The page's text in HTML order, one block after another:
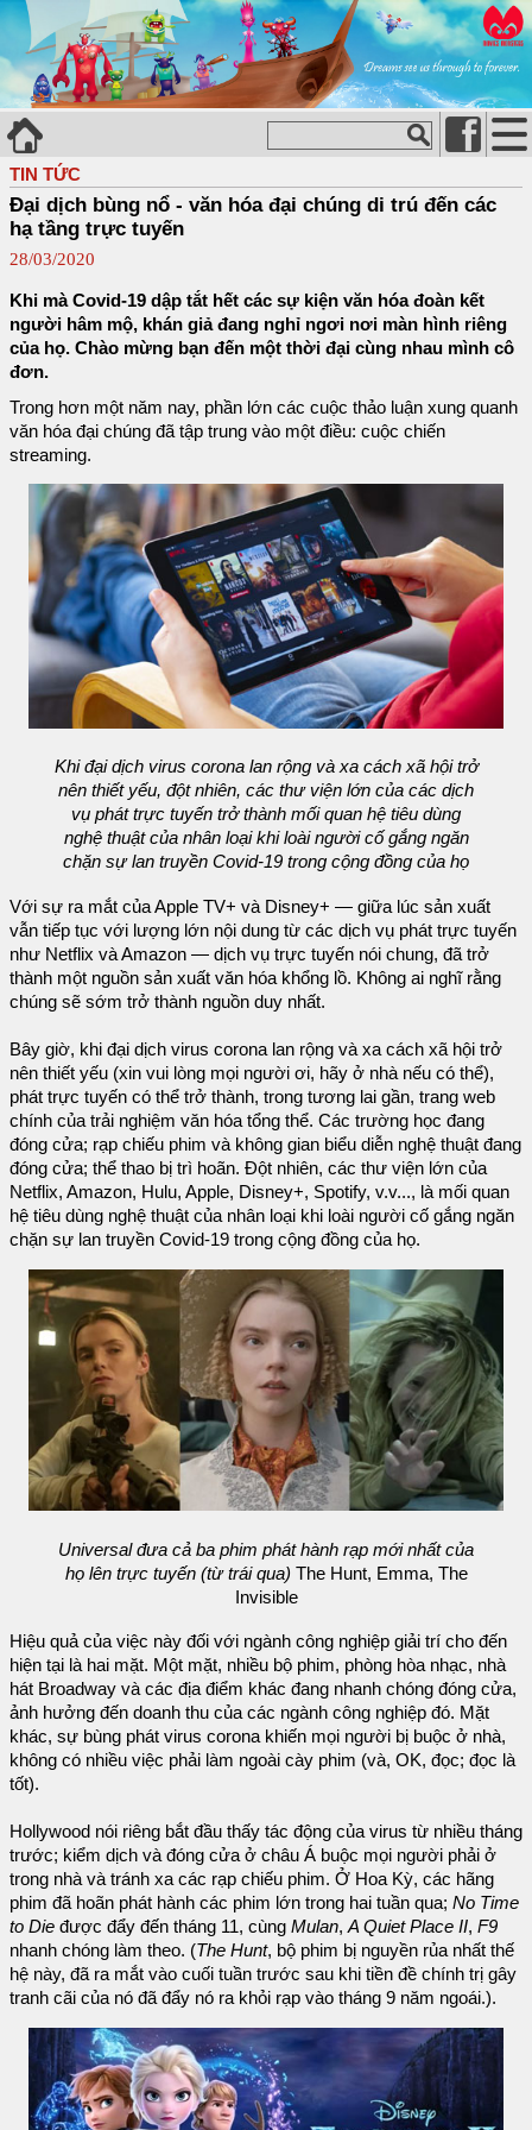
TIN TỨC
Đại dịch bùng nổ - văn hóa đại chúng di trú đến các
hạ tầng trực tuyến
28/03/2020
Khi mà Covid-19 dập tắt hết các sự kiện văn hóa đoàn kết
người hâm mộ, khán giả đang nghỉ ngơi nơi màn hình riêng
của họ. Chào mừng bạn đến một thời đại cùng nhau mình cô
đơn.
Trong hơn một năm nay, phần lớn các cuộc thảo luận xung quanh
văn hóa đại chúng đã tập trung vào một điều: cuộc chiến
streaming.
Khi đại dịch virus corona lan rộng và xa cách xã hội trở
nên thiết yếu, đột nhiên, các thư viện lớn của các dịch
vụ phát trực tuyến trở thành mối quan hệ tiêu dùng
nghệ thuật của nhân loại khi loài người cố gắng ngăn
chặn sự lan truyền Covid-19 trong cộng đồng của họ
Với sự ra mắt của Apple TV+ và Disney+ — giữa lúc sản xuất
vẫn tiếp tục với lượng lớn nội dung từ các dịch vụ phát trực tuyến
như Netflix và Amazon — dịch vụ trực tuyến nói chung, đã trở
thành một nguồn sản xuất văn hóa khổng lồ. Không ai nghĩ rằng
chúng sẽ sớm trở thành nguồn duy nhất.
Bây giờ, khi đại dịch virus corona lan rộng và xa cách xã hội trở
nên thiết yếu (xin vui lòng mọi người ơi, hãy ở nhà nếu có thể),
phát trực tuyến có thể trở thành, trong tương lai gần, trang web
chính của trải nghiệm văn hóa tổng thể. Các trường học đang
đóng cửa; rạp chiếu phim và không gian biểu diễn nghệ thuật đang
đóng cửa; thể thao bị trì hoãn. Đột nhiên, các thư viện lớn của
Netflix, Amazon, Hulu, Apple, Disney+, Spotify, v.v..., là mối quan
hệ tiêu dùng nghệ thuật của nhân loại khi loài người cố gắng ngăn
chặn sự lan truyền Covid-19 trong cộng đồng của họ.
Universal đưa cả ba phim phát hành rạp mới nhất của
họ lên trực tuyến (từ trái qua) The Hunt, Emma, The
Invisible
Hiệu quả của việc này đối với ngành công nghiệp giải trí cho đến
hiện tại là hai mặt. Một mặt, nhiều bộ phim, phòng hòa nhạc, nhà
hát Broadway và các địa điểm khác đang nhanh chóng đóng cửa,
ảnh hưởng đến doanh thu của các ngành công nghiệp đó. Mặt
khác, sự bùng phát virus corona khiến mọi người bị buộc ở nhà,
không có nhiều việc phải làm ngoài cày phim (và, OK, đọc; đọc là
tốt).
Hollywood nói riêng bắt đầu thấy tác động của virus từ nhiều tháng
trước; kiểm dịch và đóng cửa ở châu Á buộc mọi người phải ở
trong nhà và tránh xa các rạp chiếu phim. Ở Hoa Kỳ, các hãng
phim đã hoãn phát hành các phim lớn trong hai tuần qua; No Time
to Die được đẩy đến tháng 11, cùng Mulan,A Quiet Place II, F9
nhanh chóng làm theo. (The Hunt, bộ phim bị nguyền rủa nhất thế
hệ này, đã ra mắt vào cuối tuần trước sau khi tiền đề chính trị gây
tranh cãi của nó đã đẩy nó ra khỏi rạp vào tháng 9 năm ngoái.).